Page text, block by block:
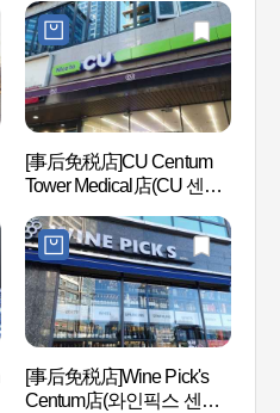
[事后免税店]CU Centum
Tower Medical店(CU 센텀
[事后免税店]Wine Pick's
Centum店(와인픽스 센텀